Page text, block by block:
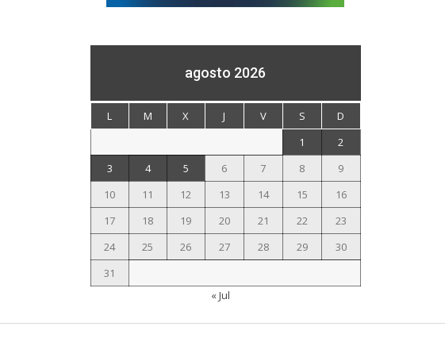
agosto 2026
L M X J V S
D
1
2
3
4 5 6 7 8
9
10
11 12 13 14 15
16
17
18 19 20 21 22
23
24
25 26 27 28 29
30
31
« Jul